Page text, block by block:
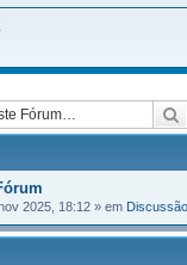
2025, 18:12 » em